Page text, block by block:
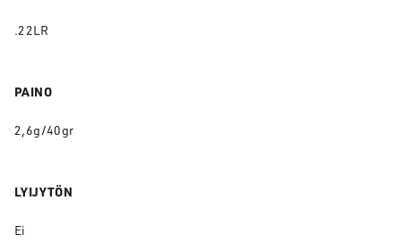
.22LR
PAINO
2,6g/40gr
LYIJYTÖN
Ei